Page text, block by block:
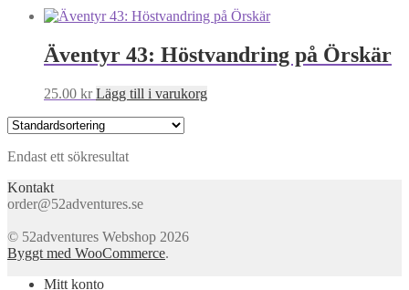
Äventyr 43: Höstvandring på Örskär
25.00 kr Lägg till i varukorg
Endast ett sökresultat
Kontakt
order@52adventures.se
© 52adventures Webshop 2026
Byggt med WooCommerce.
Mitt konto